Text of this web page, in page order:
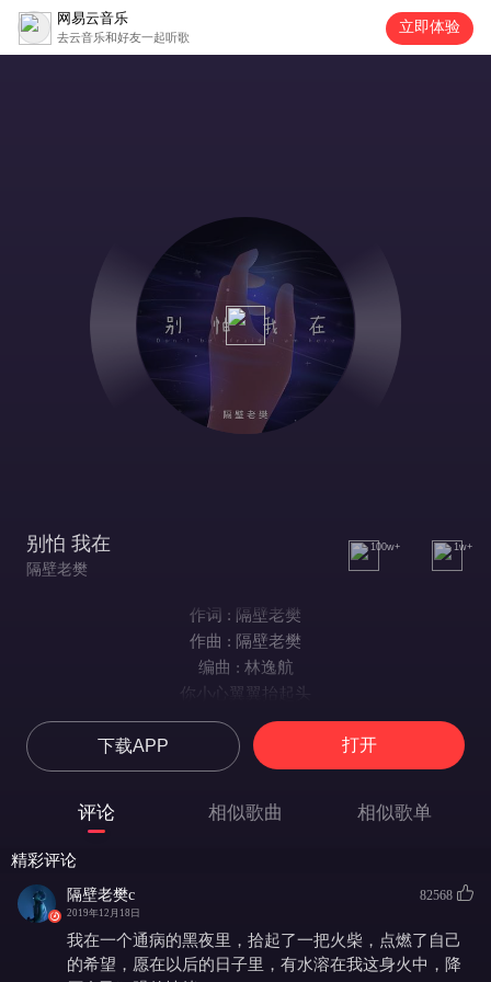
网易云音乐
去云音乐和好友一起听歌
立即体验
别怕 我在
隔壁老樊
100w+ 1w+
作词 : 隔壁老樊
作曲 : 隔壁老樊
编曲 : 林逸航
你小心翼翼抬起头
看着黑暗 透进一束温暖的光
别怕那是我来到你身旁
别坐角落 让我看看你模样
总有一个人给你关怀
别怕 总有一个人给你关怀
别怕 总有一个人可以让你依赖
下载APP 打开
评论 相似歌曲 相似歌单
精彩评论
隔壁老樊c
2019年12月18日
82568
我在一个通病的黑夜里，拾起了一把火柴，点燃了自己
的希望，愿在以后的日子里，有水溶在我这身火中，降